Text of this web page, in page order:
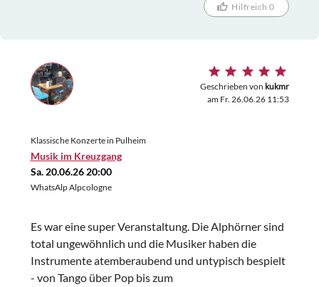
Hilfreich 0
Geschrieben von kukmr
am Fr. 26.06.26 11:53
Klassische Konzerte in Pulheim
Musik im Kreuzgang
Sa. 20.06.26 20:00
WhatsAlp Alpcologne
Es war eine super Veranstaltung. Die Alphörner sind
total ungewöhnlich und die Musiker haben die
Instrumente atemberaubend und untypisch bespielt
- von Tango über Pop bis zum